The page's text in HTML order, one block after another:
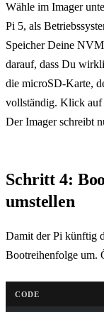
Wähle im Imager
Pi 5, als
Speicher Deine
darauf, dass Du
die microSD-Karte,
vollständig. Klick auf
Der Imager schreibt
Schritt 4:
umstellen
Damit der Pi künftig
Bootreihenfolge um.
CODE